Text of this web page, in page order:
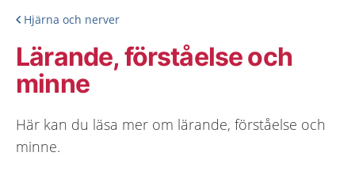
Hjärna och nerver
Lärande, förståelse och
minne
Här kan du läsa mer om lärande, förståelse och
minne.